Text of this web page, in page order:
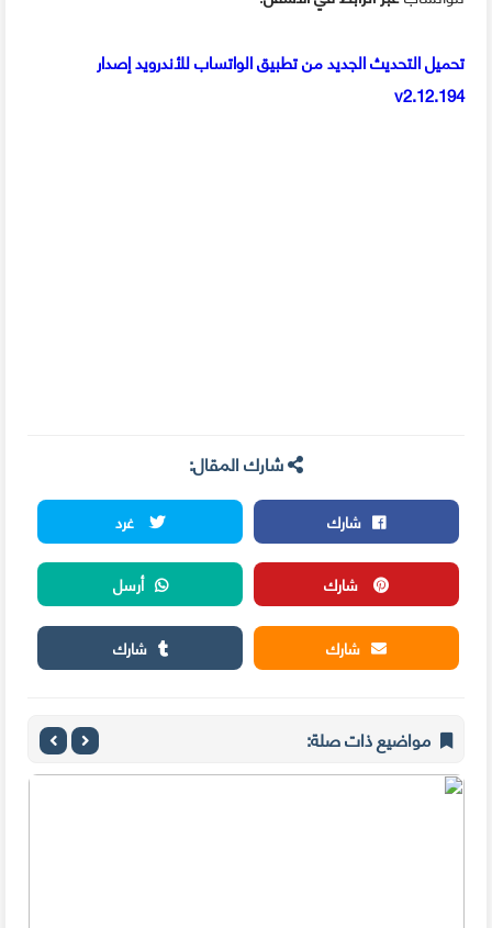
تحميل التحديث الجديد من تطبيق الواتساب للأندرويد إصدار
v2.12.194
شارك المقال:
شارك
غرد
شارك
أرسل
شارك
شارك
مواضيع ذات صلة: